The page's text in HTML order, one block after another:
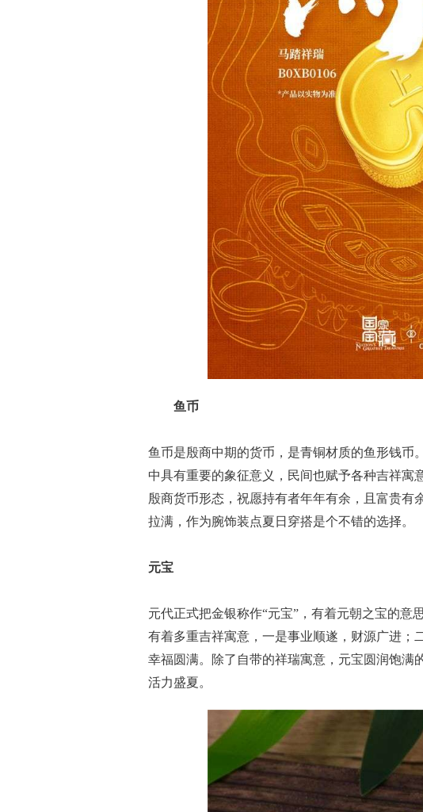
鱼币
鱼币是殷商中期的货币，是青铜材质的鱼形钱币
中具有重要的象征意义，民间也赋予各种吉祥寓
殷商货币形态，祝愿持有者年年有余，且富贵有
拉满，作为腕饰装点夏日穿搭是个不错的选择。
元宝
元代正式把金银称作“元宝”，有着元朝之宝的意
有着多重吉祥寓意，一是事业顺遂，财源广进；
幸福圆满。除了自带的祥瑞寓意，元宝圆润饱满
活力盛夏。